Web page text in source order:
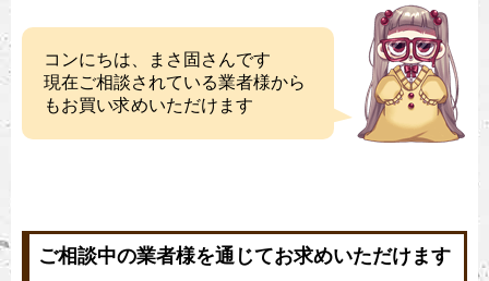
コンにちは、まさ固さんです
現在ご相談されている業者様から
もお買い求めいただけます
ご相談中の業者様を通じてお求めいただけます